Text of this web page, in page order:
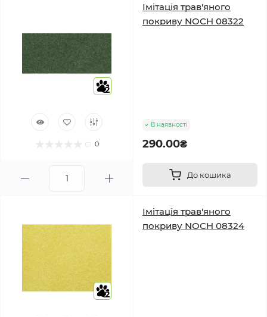
2
0
Імітація трав'яного
покриву NOCH 08322
В наявності
290.00₴
До кошика
2
Імітація трав'яного
покриву NOCH 08324